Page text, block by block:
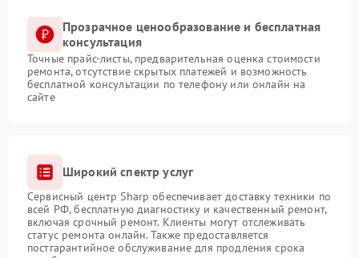
Прозрачное ценообразование и бесплатная
консультация
Точные прайс-листы, предварительная оценка стоимости
ремонта, отсутствие скрытых платежей и возможность
бесплатной консультации по телефону или онлайн на
сайте
Широкий спектр услуг
Сервисный центр Sharp обеспечивает доставку техники по
всей РФ, бесплатную диагностику и качественный ремонт,
включая срочный ремонт. Клиенты могут отслеживать
статус ремонта онлайн. Также предоставляется
постгарантийное обслуживание для продления срока